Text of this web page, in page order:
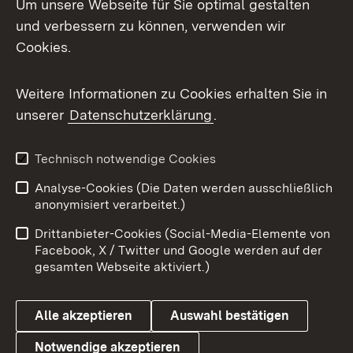
Facebook
X / Twitter
Youtube
Impressum
Kontakt
Barrierefreiheit
Datenschutz
Cookies
Um unsere Webseite für Sie optimal gestalten
und verbessern zu können, verwenden wir
Cookies.
Weitere Informationen zu Cookies erhalten Sie in
unserer Datenschutzerklärung.
Technisch notwendige Cookies
Analyse-Cookies (Die Daten werden ausschließlich
anonymisiert verarbeitet.)
Drittanbieter-Cookies (Social-Media-Elemente von
Facebook, X / Twitter und Google werden auf der
gesamten Webseite aktiviert.)
Alle akzeptieren Auswahl bestätigen
Notwendige akzeptieren